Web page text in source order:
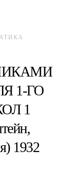
1-ГО
1
1932